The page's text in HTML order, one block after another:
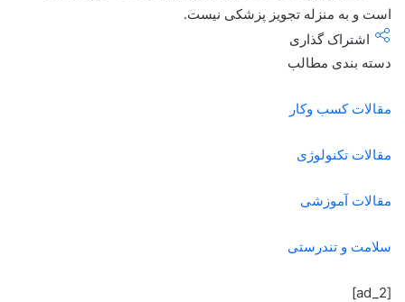
است و به منزله تجویز پزشکی نیست.
اشتراک گذاری
دسته بندی مطالب
مقالات کسب وکار
مقالات تکنولوژی
مقالات آموزشی
سلامت و تندرستی
[ad_2]